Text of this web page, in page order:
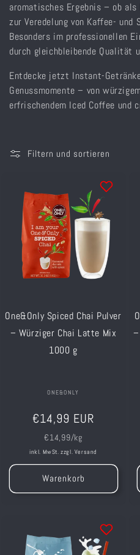
aromatisches Ergebnis – ob
zur Veredelung von Kaffee- und
Besonders im professionellen
durch gleichbleibende Qualität
Entdecke jetzt Instant-
Genussmomente – von
erfrischendem Iced Coffee und
Filtern und sortieren
One&Only Spiced Chai Pulver
– Würziger Chai Latte Mix
1000 g
ONE&ONLY
Normaler
Preis
€14,99 EUR
Grundpreis
€14,99/kg
inkl. MwSt. zzgl. Versand
Warenkorb